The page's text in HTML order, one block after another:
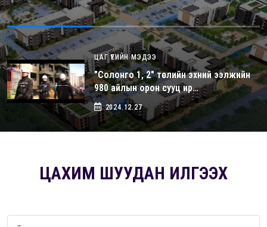
ЦАГ ҮЕИЙН МЭДЭЭ
"Солонго 1, 2" төслийн эхний ээлжийн
980 айлын орон сууц ир…
2024.12.27
ЦАХИМ ШУУДАН ИЛГЭЭХ